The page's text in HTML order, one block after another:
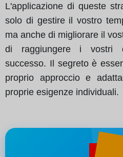
L'applicazione di queste
solo di gestire il vostro
ma anche di migliorare il
di raggiungere i vostri
successo. Il segreto è
proprio approccio e
proprie esigenze individuali.